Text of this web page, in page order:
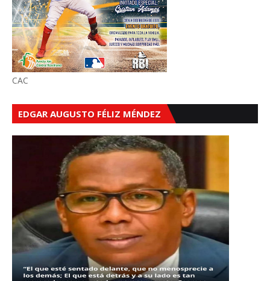
CAC
EDGAR AUGUSTO FÉLIZ MÉNDEZ